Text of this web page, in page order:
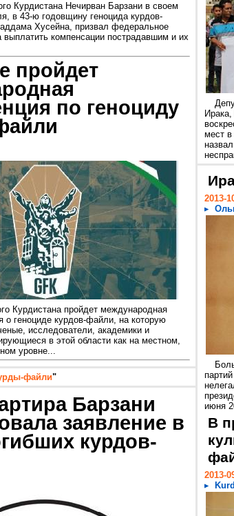
Курдистана Нечирван Барзани в своем
в 43-ю годовщину геноцида курдов-
Хусейна, призвал федеральное
выплатить компенсации пострадавшим и их
пройдет
по геноциду
Курдистана пройдет международная
о геноциде курдов-файли, на которую
исследователи, академики и
в этой области как на местном,
уровне...
файли"
Барзани
заявление в
курдов-
мест
2013-
июня
В
2013-